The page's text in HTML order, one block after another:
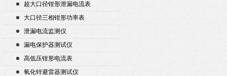
超大口径钳形泄漏电流表
大口径三相钳形功率表
泄漏电流监测仪
漏电保护器测试仪
高低压钳形电流表
氧化锌避雷器测试仪